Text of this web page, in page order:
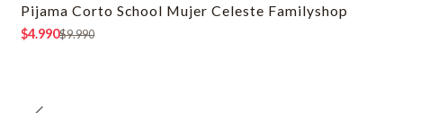
-50% OFF
Pijama Corto School Mujer Celeste Familyshop
$4.990$9.990